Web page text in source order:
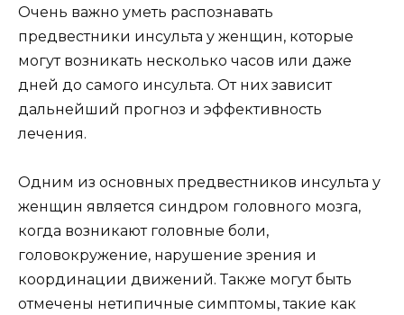
Очень важно уметь распознавать
предвестники инсульта у женщин, которые
могут возникать несколько часов или даже
дней до самого инсульта. От них зависит
дальнейший прогноз и эффективность
лечения.
Одним из основных предвестников инсульта у
женщин является синдром головного мозга,
когда возникают головные боли,
головокружение, нарушение зрения и
координации движений. Также могут быть
отмечены нетипичные симптомы, такие как